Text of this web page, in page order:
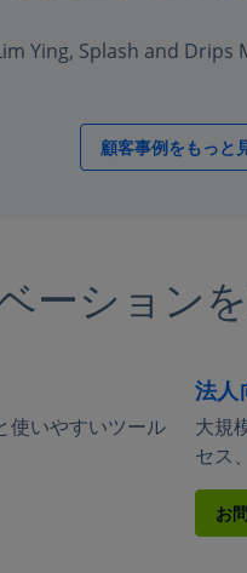
Ying, Splash and Drips
顧客事例をもっと
ーション
使いやすいツール
法人
大規
セス
お